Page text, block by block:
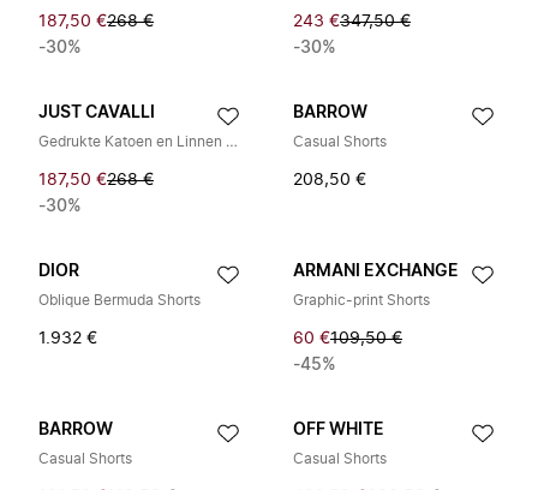
187,50 €268 €
-30%
243 €347,50 €
-30%
JUST CAVALLI
Gedrukte Katoen en Linnen Shorts
187,50 €268 €
-30%
BARROW
Casual Shorts
208,50 €
DIOR
Oblique Bermuda Shorts
1.932 €
ARMANI EXCHANGE
Graphic-print Shorts
60 €109,50 €
-45%
BARROW
Casual Shorts
OFF WHITE
Casual Shorts